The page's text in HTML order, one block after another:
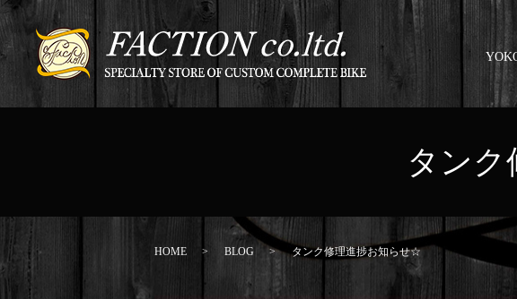
タン
HOME BLOG タンク修理進捗お知らせ☆